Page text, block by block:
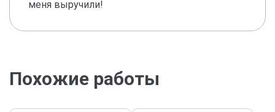
меня выручили!
Похожие работы